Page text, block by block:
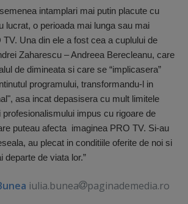
intamplari mai putin placute cu
lucrat, o perioada mai lunga sau mai
TV. Una din ele a fost cea a cuplului de
Zaharescu – Andreea Berecleanu, care
de dimineata si care se “implicasera”
programului, transformandu-l in
asa incat depasisera cu mult limitele
profesionalismului impus cu rigoare de
puteau afecta imaginea PRO TV. Si-au
au plecat in conditiile oferite de noi si
departe de viata lor.”
iulia.bunea paginademedia.ro